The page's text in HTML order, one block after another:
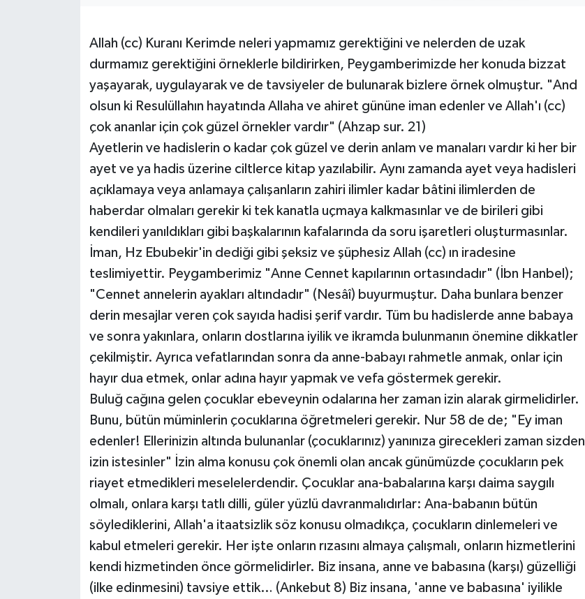
Allah (cc) Kuranı Kerimde neleri yapmamız gerektiğini ve nelerden de uzak
durmamız gerektiğini örneklerle bildirirken, Peygamberimizde her konuda bizzat
yaşayarak, uygulayarak ve de tavsiyeler de bulunarak bizlere örnek olmuştur. "And
olsun ki Resulüllahın hayatında Allaha ve ahiret gününe iman edenler ve Allah'ı (cc)
çok ananlar için çok güzel örnekler vardır" (Ahzap sur. 21)
Ayetlerin ve hadislerin o kadar çok güzel ve derin anlam ve manaları vardır ki her bir
ayet ve ya hadis üzerine ciltlerce kitap yazılabilir. Aynı zamanda ayet veya hadisleri
açıklamaya veya anlamaya çalışanların zahiri ilimler kadar bâtini ilimlerden de
haberdar olmaları gerekir ki tek kanatla uçmaya kalkmasınlar ve de birileri gibi
kendileri yanıldıkları gibi başkalarının kafalarında da soru işaretleri oluşturmasınlar.
İman, Hz Ebubekir'in dediği gibi şeksiz ve şüphesiz Allah (cc) ın iradesine
teslimiyettir. Peygamberimiz "Anne Cennet kapılarının ortasındadır" (İbn Hanbel);
"Cennet annelerin ayakları altındadır" (Nesâî) buyurmuştur. Daha bunlara benzer
derin mesajlar veren çok sayıda hadisi şerif vardır. Tüm bu hadislerde anne babaya
ve sonra yakınlara, onların dostlarına iyilik ve ikramda bulunmanın önemine dikkatler
çekilmiştir. Ayrıca vefatlarından sonra da anne-babayı rahmetle anmak, onlar için
hayır dua etmek, onlar adına hayır yapmak ve vefa göstermek gerekir.
Buluğ cağına gelen çocuklar ebeveynin odalarına her zaman izin alarak girmelidirler.
Bunu, bütün müminlerin çocuklarına öğretmeleri gerekir. Nur 58 de de; "Ey iman
edenler! Ellerinizin altında bulunanlar (çocuklarınız) yanınıza girecekleri zaman sizden
izin istesinler" İzin alma konusu çok önemli olan ancak günümüzde çocukların pek
riayet etmedikleri meselelerdendir. Çocuklar ana-babalarına karşı daima saygılı
olmalı, onlara karşı tatlı dilli, güler yüzlü davranmalıdırlar: Ana-babanın bütün
söylediklerini, Allah'a itaatsizlik söz konusu olmadıkça, çocukların dinlemeleri ve
kabul etmeleri gerekir. Her işte onların rızasını almaya çalışmalı, onların hizmetlerini
kendi hizmetinden önce görmelidirler. Biz insana, anne ve babasına (karşı) güzelliği
(ilke edinmesini) tavsiye ettik… (Ankebut 8) Biz insana, 'anne ve babasına' iyilikle
OTOPARK
TEKNOLOJİ